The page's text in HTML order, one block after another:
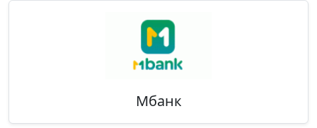
Мбанк